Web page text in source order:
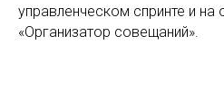
управленческом спринте и на
«Организатор совещаний».